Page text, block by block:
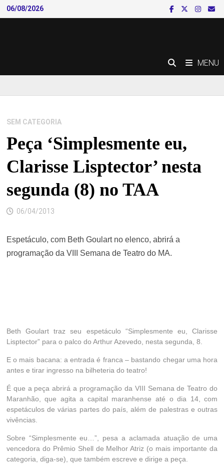
Skip
to
06/08/2026
MENU
SEM CATEGORIA
Peça ‘Simplesmente eu,
Clarisse Lisptector’ nesta
segunda (8) no TAA
06/04/2013
Espetáculo, com Beth Goulart no elenco, abrirá a
programação da VIII Semana de Teatro do MA.
Beth Goulart traz seu espetáculo “Simplesmente eu, Clarisse
Lisptector” para o palco do Arthur Azevedo, nesta segunda, 8.
E o mais bacana: a entrada é franca – bastando chegar uma hora
antes e tirar ingresso na bilheteria do teatro!
É que a peça abrirá a programação da VIII Semana de Teatro do
Maranhão, que agita a capital maranhense até o dia 14, com
espetáculos de várias partes do país, além de palestras e outras
vivências.
Sobre “Simplesmente eu…”, pesa a aclamada atuação de uma
vencedora do Prêmio Shell de Melhor Atriz (o mais importante da
categoria, diga-se), que também escreve e dirige a peça.